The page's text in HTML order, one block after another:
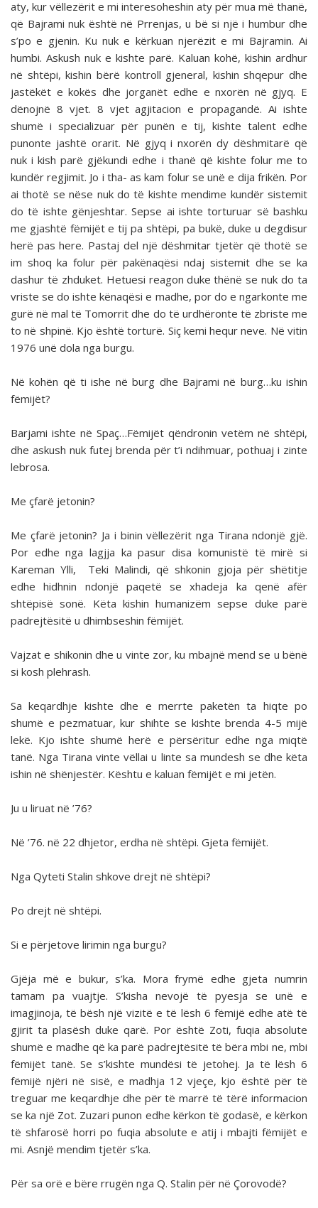
aty, kur vëllezërit e mi interesoheshin aty për mua më thanë,
që Bajrami nuk është në Prrenjas, u bë si një i humbur dhe
s’po e gjenin. Ku nuk e kërkuan njerëzit e mi Bajramin. Ai
humbi. Askush nuk e kishte parë. Kaluan kohë, kishin ardhur
në shtëpi, kishin bërë kontroll gjeneral, kishin shqepur dhe
jastëkët e kokës dhe jorganët edhe e nxorën në gjyq. E
dënojnë 8 vjet. 8 vjet agjitacion e propagandë. Ai ishte
shumë i specializuar për punën e tij, kishte talent edhe
punonte jashtë orarit. Në gjyq i nxorën dy dëshmitarë që
nuk i kish parë gjëkundi edhe i thanë që kishte folur me to
kundër regjimit. Jo i tha- as kam folur se unë e dija frikën. Por
ai thotë se nëse nuk do të kishte mendime kundër sistemit
do të ishte gënjeshtar. Sepse ai ishte torturuar së bashku
me gjashtë fëmijët e tij pa shtëpi, pa bukë, duke u degdisur
herë pas here. Pastaj del një dëshmitar tjetër që thotë se
im shoq ka folur për pakënaqësi ndaj sistemit dhe se ka
dashur të zhduket. Hetuesi reagon duke thënë se nuk do ta
vriste se do ishte kënaqësi e madhe, por do e ngarkonte me
gurë në mal të Tomorrit dhe do të urdhëronte të zbriste me
to në shpinë. Kjo është torturë. Siç kemi hequr neve. Në vitin
1976 unë dola nga burgu.
Në kohën që ti ishe në burg dhe Bajrami në burg…ku ishin
fëmijët?
Barjami ishte në Spaç…Fëmijët qëndronin vetëm në shtëpi,
dhe askush nuk futej brenda për t’i ndihmuar, pothuaj i zinte
lebrosa.
Me çfarë jetonin?
Me çfarë jetonin? Ja i binin vëllezërit nga Tirana ndonjë gjë.
Por edhe nga lagjja ka pasur disa komunistë të mirë si
Kareman Ylli, Teki Malindi, që shkonin gjoja për shëtitje
edhe hidhnin ndonjë paqetë se xhadeja ka qenë afër
shtëpisë sonë. Këta kishin humanizëm sepse duke parë
padrejtësitë u dhimbseshin fëmijët.
Vajzat e shikonin dhe u vinte zor, ku mbajnë mend se u bënë
si kosh plehrash.
Sa keqardhje kishte dhe e merrte paketën ta hiqte po
shumë e pezmatuar, kur shihte se kishte brenda 4-5 mijë
lekë. Kjo ishte shumë herë e përsëritur edhe nga miqtë
tanë. Nga Tirana vinte vëllai u linte sa mundesh se dhe këta
ishin në shënjestër. Kështu e kaluan fëmijët e mi jetën.
Ju u liruat në ’76?
Në ’76. në 22 dhjetor, erdha në shtëpi. Gjeta fëmijët.
Nga Qyteti Stalin shkove drejt në shtëpi?
Po drejt në shtëpi.
Si e përjetove lirimin nga burgu?
Gjëja më e bukur, s’ka. Mora frymë edhe gjeta numrin
tamam pa vuajtje. S’kisha nevojë të pyesja se unë e
imagjinoja, të bësh një vizitë e të lësh 6 fëmijë edhe atë të
gjirit ta plasësh duke qarë. Por është Zoti, fuqia absolute
shumë e madhe që ka parë padrejtësitë të bëra mbi ne, mbi
fëmijët tanë. Se s’kishte mundësi të jetohej. Ja të lësh 6
fëmijë njëri në sisë, e madhja 12 vjeçe, kjo është për të
treguar me keqardhje dhe për të marrë të tërë informacion
se ka një Zot. Zuzari punon edhe kërkon të godasë, e kërkon
të shfarosë horri po fuqia absolute e atij i mbajti fëmijët e
mi. Asnjë mendim tjetër s’ka.
Për sa orë e bëre rrugën nga Q. Stalin për në Çorovodë?